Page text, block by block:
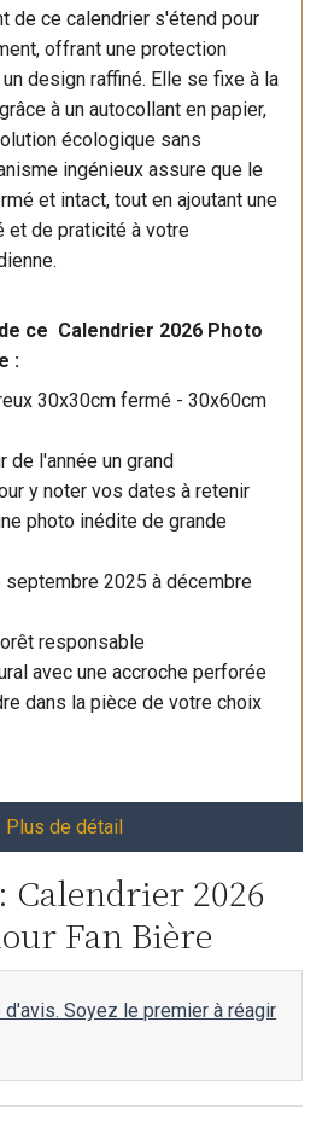
de ce calendrier s'étend pour
offrant une protection
design raffiné. Elle se fixe à la
à un autocollant en papier,
écologique sans
ingénieux assure que le
et intact, tout en ajoutant une
et de praticité à votre
ce Calendrier 2026 Photo
:
30x30cm fermé - 30x60cm
de l'année un grand
y noter vos dates à retenir
photo inédite de grande
septembre 2025 à décembre
responsable
avec une accroche perforée
dans la pièce de votre choix
Plus de détail
2026
Fan Bière
d'avis. Soyez le premier à réagir